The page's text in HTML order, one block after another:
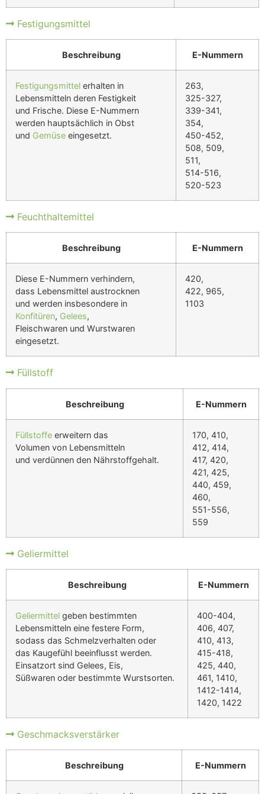
Festigungsmittel
Beschreibung E-Nummern
Festigungsmittel erhalten in
Lebensmitteln deren Festigkeit
und Frische. Diese E-Nummern
werden hauptsächlich in Obst
und Gemüse eingesetzt.
263,
325-327,
339-341,
354,
450-452,
508, 509,
511,
514-516,
520-523
Feuchthaltemittel
Beschreibung E-Nummern
Diese E-Nummern verhindern,
dass Lebensmittel austrocknen
und werden insbesondere in
Konfitüren, Gelees,
Fleischwaren und Wurstwaren
eingesetzt.
420,
422, 965,
1103
Füllstoff
Beschreibung E-Nummern
Füllstoffe erweitern das
Volumen von Lebensmitteln
und verdünnen den Nährstoffgehalt.
170, 410,
412, 414,
417, 420,
421, 425,
440, 459,
460,
551-556,
559
Geliermittel
Beschreibung E-Nummern
Geliermittel geben bestimmten
Lebensmitteln eine festere Form,
sodass das Schmelzverhalten oder
das Kaugefühl beeinflusst werden.
Einsatzort sind Gelees, Eis,
Süßwaren oder bestimmte Wurstsorten.
400-404,
406, 407,
410, 413,
415-418,
425, 440,
461, 1410,
1412-1414,
1420, 1422
Geschmacksverstärker
Beschreibung E-Nummern